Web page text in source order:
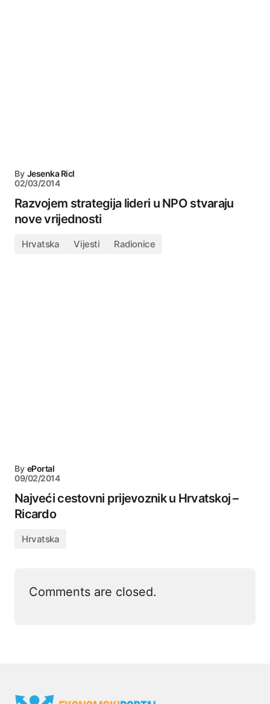
By Jesenka Ricl
02/03/2014
Razvojem strategija lideri u NPO stvaraju
nove vrijednosti
Hrvatska Vijesti Radionice
By ePortal
09/02/2014
Najveći cestovni prijevoznik u Hrvatskoj –
Ricardo
Hrvatska
Comments are closed.